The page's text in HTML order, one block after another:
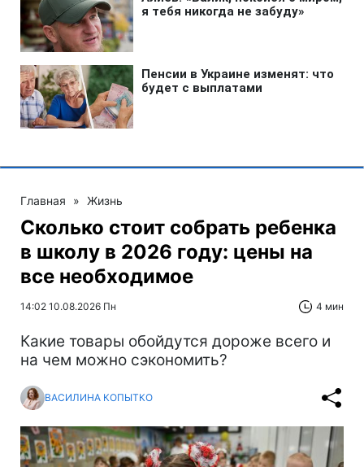
Главная » Жизнь
Сколько стоит собрать ребенка
в школу в 2026 году: цены на
все необходимое
14:02 10.08.2026 Пн 4 мин
Какие товары обойдутся дороже всего и
на чем можно сэкономить?
ВАСИЛИНА КОПЫТКО